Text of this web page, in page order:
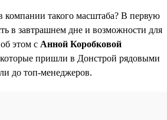
компании такого масштаба? В первую
в завтрашнем дне и возможности для
этом с Анной Коробковой
пришли в Донстрой рядовыми
до топ-менеджеров.